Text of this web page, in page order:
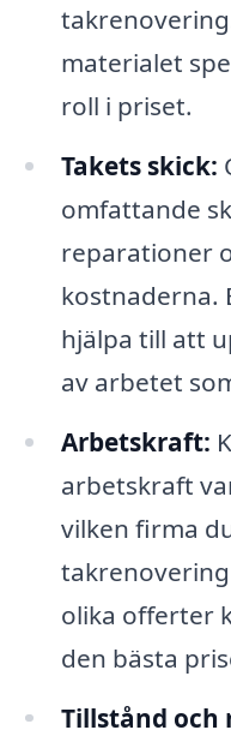
materialet
roll i priset.
Takets skick:
omfattande
reparationer
kostnaderna.
hjälpa till att
av arbetet
Arbetskraft:
arbetskraft
vilken firma
olika offerter
den bästa
Tillstånd och